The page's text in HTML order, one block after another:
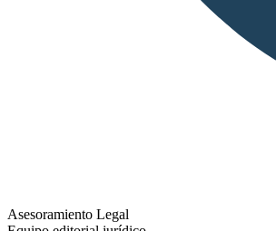
Asesoramiento Legal